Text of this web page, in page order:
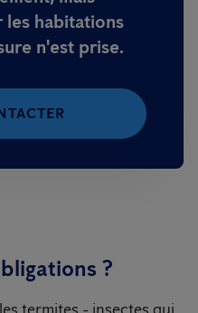
les habitations
n'est prise.
?